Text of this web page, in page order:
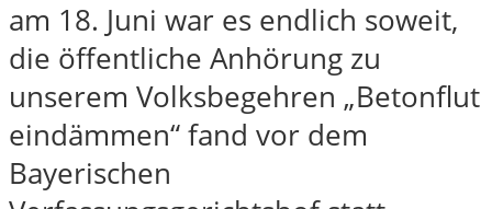
am 18. Juni war es endlich soweit,
die öffentliche Anhörung zu
unserem Volksbegehren „Betonflut
eindämmen“ fand vor dem
Bayerischen